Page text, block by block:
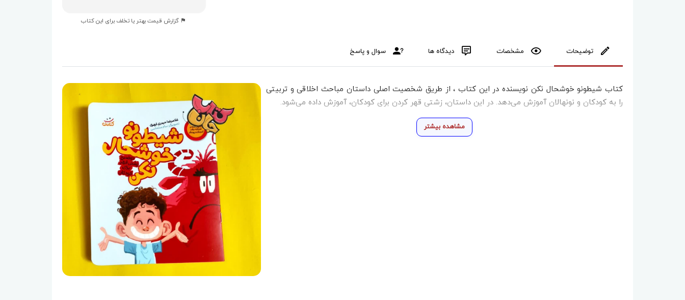
گزارش قیمت بهتر یا تخلف برای این کتاب
توضیحات مشخصات دیدگاه ها سوال و پاسخ
کتاب شیطونو خوشحال نکن نویسنده در این کتاب ، از طریق شخصیت اصلی داستان مباحث اخلاقی و تربیتی
را به کودکان و نونهالان آموزش می‌دهد. در این داستان، زشتی قهر کردن برای کودکان، آموزش داده می‌شود.
مشاهده بیشتر